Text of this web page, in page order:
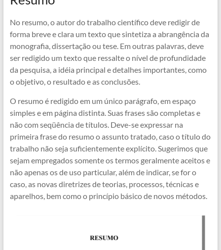
No resumo, o autor do trabalho científico deve redigir de
forma breve e clara um texto que sintetiza a abrangência da
monografia, dissertação ou tese. Em outras palavras, deve
ser redigido um texto que ressalte o nível de profundidade
da pesquisa, a idéia principal e detalhes importantes, como
o objetivo, o resultado e as conclusões.
O resumo é redigido em um único parágrafo, em espaço
simples e em página distinta. Suas frases são completas e
não com seqüência de títulos. Deve-se expressar na
primeira frase do resumo o assunto tratado, caso o título do
trabalho não seja suficientemente explícito. Sugerimos que
sejam empregados somente os termos geralmente aceitos e
não apenas os de uso particular, além de indicar, se for o
caso, as novas diretrizes de teorias, processos, técnicas e
aparelhos, bem como o princípio básico de novos métodos.